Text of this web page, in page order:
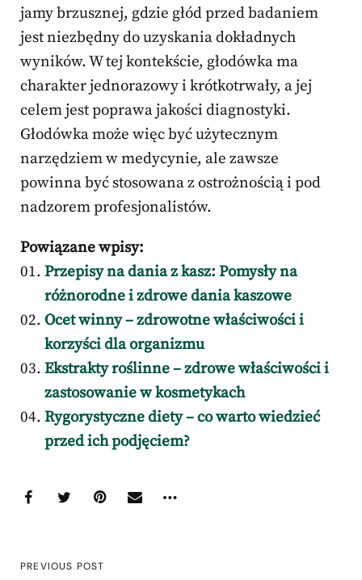
jamy brzusznej, gdzie głód przed badaniem
jest niezbędny do uzyskania dokładnych
wyników. W tej kontekście, głodówka ma
charakter jednorazowy i krótkotrwały, a jej
celem jest poprawa jakości diagnostyki.
Głodówka może więc być użytecznym
narzędziem w medycynie, ale zawsze
powinna być stosowana z ostrożnością i pod
nadzorem profesjonalistów.
Powiązane wpisy:
Przepisy na dania z kasz: Pomysły na
różnorodne i zdrowe dania kaszowe
Ocet winny – zdrowotne właściwości i
korzyści dla organizmu
Ekstrakty roślinne – zdrowe właściwości i
zastosowanie w kosmetykach
Rygorystyczne diety – co warto wiedzieć
przed ich podjęciem?
PREVIOUS POST